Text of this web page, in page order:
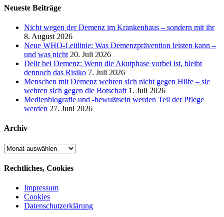
Neueste Beiträge
Nicht wegen der Demenz im Krankenhaus – sondern mit ihr
8. August 2026
Neue WHO-Leitlinie: Was Demenzprävention leisten kann –
und was nicht 20. Juli 2026
Delir bei Demenz: Wenn die Akutphase vorbei ist, bleibt
dennoch das Risiko 7. Juli 2026
Menschen mit Demenz wehren sich nicht gegen Hilfe – sie
wehren sich gegen die Botschaft 1. Juli 2026
Medienbiografie und -bewußtsein werden Teil der Pflege
werden 27. Juni 2026
Archiv
Archiv
Rechtliches, Cookies
Impressum
Cookies
Datenschutzerklärung